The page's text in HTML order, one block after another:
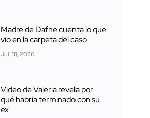
Madre de Dafne cuenta lo que
vio en la carpeta del caso
Jul. 31, 2026
Video de Valeria revela por
qué habría terminado con su
ex